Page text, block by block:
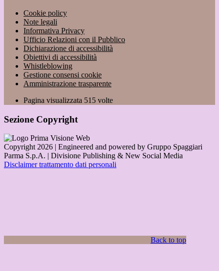
Cookie policy
Note legali
Informativa Privacy
Ufficio Relazioni con il Pubblico
Dichiarazione di accessibilità
Obiettivi di accessibilità
Whistleblowing
Gestione consensi cookie
Amministrazione trasparente
Pagina visualizzata 515 volte
Sezione Copyright
Copyright 2026 | Engineered and powered by Gruppo Spaggiari
Parma S.p.A. | Divisione Publishing & New Social Media
Disclaimer trattamento dati personali
Back to top